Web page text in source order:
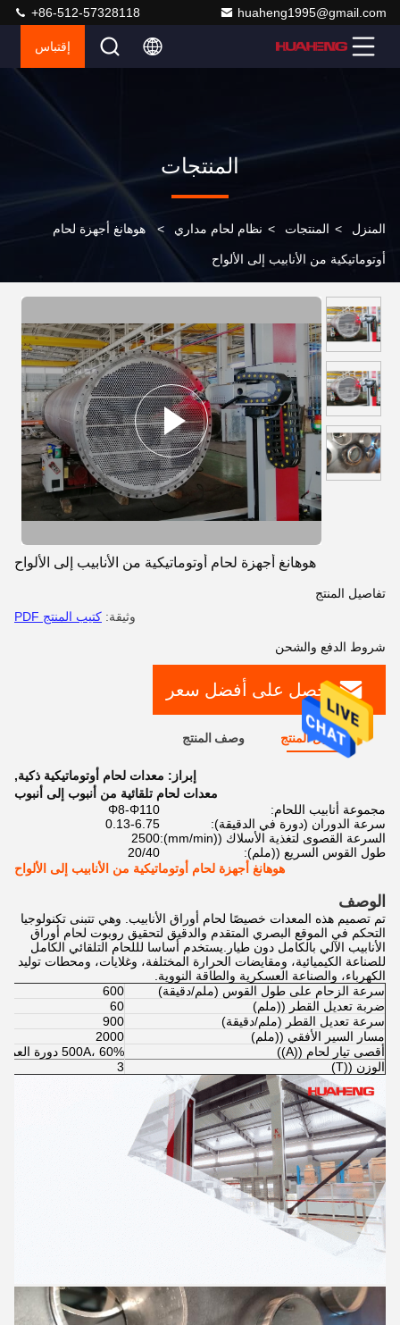
huaheng1995@gmail.com
+86-512-57328118
إقتباس
المنتجات
المنزل > المنتجات > نظام لحام مداري > هوهانغ أجهزة لحام
أوتوماتيكية من الأنابيب إلى الألواح
هوهانغ أجهزة لحام أوتوماتيكية من الأنابيب إلى الألواح
تفاصيل المنتج
وثيقة: كتيب المنتج PDF
شروط الدفع والشحن
احصل على أفضل سعر
تفاصيل المنتج وصف المنتج
إبراز: معدات لحام أوتوماتيكية ذكية,
معدات لحام تلقائية من أنبوب إلى أنبوب
مجموعة أنابيب اللحام:
Φ8-Φ110
سرعة الدوران (دورة في الدقيقة):
0.13-6.75
السرعة القصوى لتغذية الأسلاك ((mm/min):
2500
طول القوس السريع ((ملم):
20/40
هوهانغ أجهزة لحام أوتوماتيكية من الأنابيب إلى الألواح
الوصف
تم تصميم هذه المعدات خصيصًا لحام أوراق الأنابيب. وهي تتبنى تكنولوجيا
التحكم في الموقع البصري المتقدم والدقيق لتحقيق روبوت لحام أوراق
الأنابيب الآلي بالكامل دون طيار.يستخدم أساسا لللحام التلقائي الكامل
للصناعة الكيميائية، ومقايضات الحرارة المختلفة، وغلايات، ومحطات توليد
الكهرباء، والصناعة العسكرية والطاقة النووية.
سرعة الزحام على طول القوس (ملم/دقيقة)
600
ضربة تعديل القطر ((ملم)
60
سرعة تعديل القطر (ملم/دقيقة)
900
مسار السير الأفقي ((ملم)
2000
أقصى تيار لحام ((A))
500A، 60% دورة العمل / 350A،100% دورة العمل
الوزن ((T)
3